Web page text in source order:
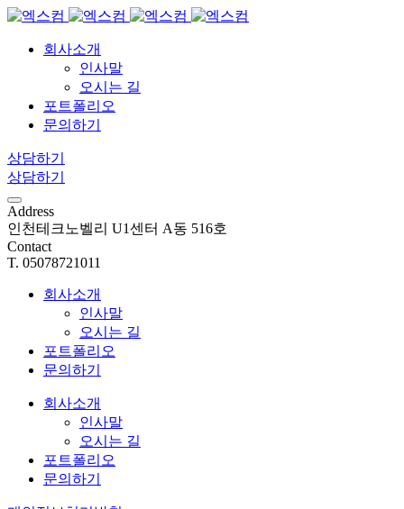
회사소개
인사말
오시는 길
포트폴리오
문의하기
상담하기
상담하기
Address
인천테크노벨리 U1센터 A동 516호
Contact
T. 05078721011
회사소개
인사말
오시는 길
포트폴리오
문의하기
회사소개
인사말
오시는 길
포트폴리오
문의하기